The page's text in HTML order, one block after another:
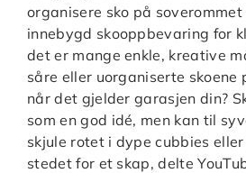
organisere sko på
innebygd skooppbevaring for
det er mange enkle, kreative
såre eller uorganiserte skoene
når det gjelder garasjen din?
som en god idé, men kan til
skjule rotet i dype cubbies
stedet for et skap, delte